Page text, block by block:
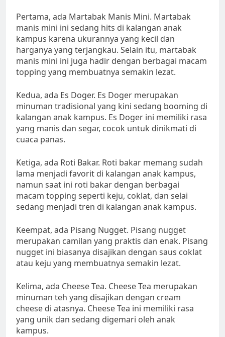
Pertama, ada Martabak Manis Mini. Martabak
manis mini ini sedang hits di kalangan anak
kampus karena ukurannya yang kecil dan
harganya yang terjangkau. Selain itu, martabak
manis mini ini juga hadir dengan berbagai macam
topping yang membuatnya semakin lezat.
Kedua, ada Es Doger. Es Doger merupakan
minuman tradisional yang kini sedang booming di
kalangan anak kampus. Es Doger ini memiliki rasa
yang manis dan segar, cocok untuk dinikmati di
cuaca panas.
Ketiga, ada Roti Bakar. Roti bakar memang sudah
lama menjadi favorit di kalangan anak kampus,
namun saat ini roti bakar dengan berbagai
macam topping seperti keju, coklat, dan selai
sedang menjadi tren di kalangan anak kampus.
Keempat, ada Pisang Nugget. Pisang nugget
merupakan camilan yang praktis dan enak. Pisang
nugget ini biasanya disajikan dengan saus coklat
atau keju yang membuatnya semakin lezat.
Kelima, ada Cheese Tea. Cheese Tea merupakan
minuman teh yang disajikan dengan cream
cheese di atasnya. Cheese Tea ini memiliki rasa
yang unik dan sedang digemari oleh anak
kampus.